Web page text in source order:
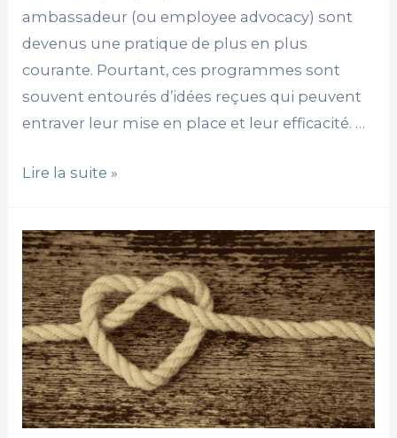
ambassadeur (ou employee advocacy) sont
devenus une pratique de plus en plus
courante. Pourtant, ces programmes sont
souvent entourés d’idées reçues qui peuvent
entraver leur mise en place et leur efficacité. …
Lire la suite »
8
actions
concrètes
et
efficaces
pour
fidéliser
ses